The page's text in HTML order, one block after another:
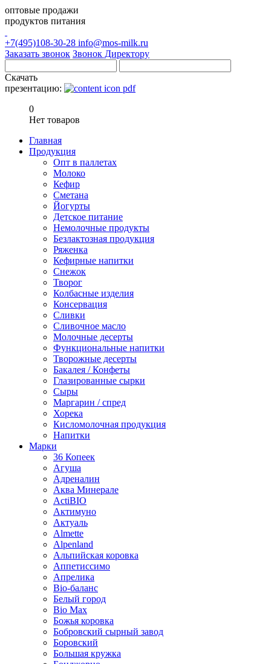
оптовые продажи
продуктов питания
+7(495)108-30-28 info@mos-milk.ru
Заказать звонок Звонок Директору
Скачать
презентацию:
0
Нет товаров
Главная
Продукция
Опт в паллетах
Молоко
Кефир
Сметана
Йогурты
Детское питание
Немолочные продукты
Безлактозная продукция
Ряженка
Кефирные напитки
Снежок
Творог
Колбасные изделия
Консервация
Сливки
Сливочное масло
Молочные десерты
Функциональные напитки
Творожные десерты
Бакалея / Конфеты
Глазированные сырки
Сыры
Маргарин / спред
Хорека
Кисломолочная продукция
Напитки
Марки
36 Копеек
Агуша
Адреналин
Аква Минерале
ActiBIO
Актимуно
Актуаль
Almette
Alpenland
Альпийская коровка
Аппетиссимо
Апрелика
Bio-баланс
Белый город
Bio Max
Божья коровка
Бобровский сырный завод
Боровский
Большая кружка